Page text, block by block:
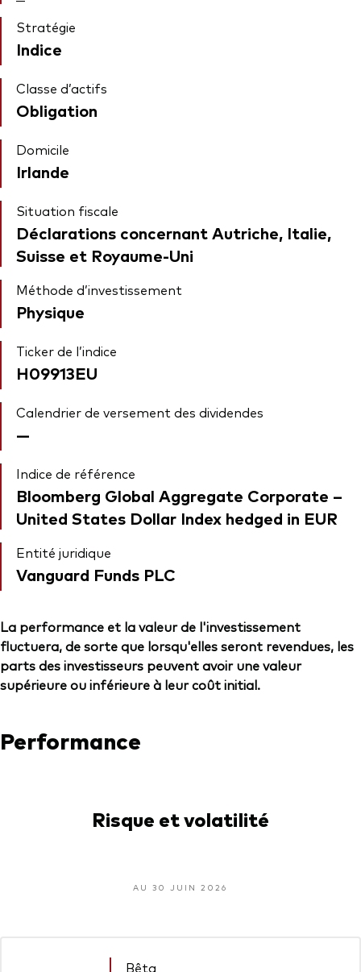
Stratégie
Indice
Classe d’actifs
Obligation
Domicile
Irlande
Situation fiscale
Déclarations concernant Autriche, Italie,
Suisse et Royaume-Uni
Méthode d’investissement
Physique
Ticker de l’indice
H09913EU
Calendrier de versement des dividendes
—
Indice de référence
Bloomberg Global Aggregate Corporate –
United States Dollar Index hedged in EUR
Entité juridique
Vanguard Funds PLC
La performance et la valeur de l'investissement
fluctuera, de sorte que lorsqu'elles seront revendues, les
parts des investisseurs peuvent avoir une valeur
supérieure ou inférieure à leur coût initial.
Performance
Risque et volatilité
AU 30 JUIN 2026
Bêta